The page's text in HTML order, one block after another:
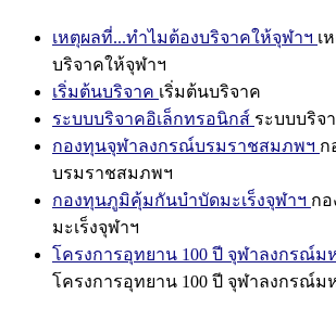
เหตุผลที่...ทำไมต้องบริจาคให้จุฬาฯ เ
บริจาคให้จุฬาฯ
เริ่มต้นบริจาค เริ่มต้นบริจาค
ระบบบริจาคอิเล็กทรอนิกส์ ระบบบริจ
กองทุนจุฬาลงกรณ์บรมราชสมภพฯ ก
บรมราชสมภพฯ
กองทุนภูมิคุ้มกันบำบัดมะเร็งจุฬาฯ ก
มะเร็งจุฬาฯ
โครงการอุทยาน 100 ปี จุฬาลงกรณ์ม
โครงการอุทยาน 100 ปี จุฬาลงกรณ์ม